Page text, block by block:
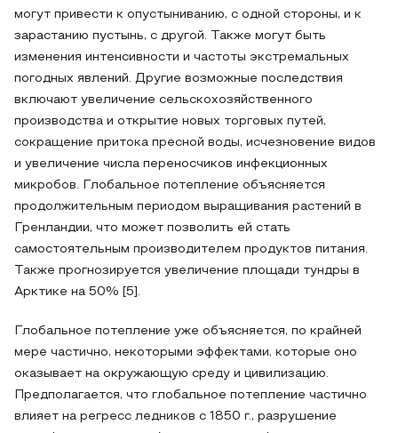
могут привести к опустыниванию, с одной стороны, и к
зарастанию пустынь, с другой. Также могут быть
изменения интенсивности и частоты экстремальных
погодных явлений. Другие возможные последствия
включают увеличение сельскохозяйственного
производства и открытие новых торговых путей,
сокращение притока пресной воды, исчезновение видов
и увеличение числа переносчиков инфекционных
микробов. Глобальное потепление объясняется
продолжительным периодом выращивания растений в
Гренландии, что может позволить ей стать
самостоятельным производителем продуктов питания.
Также прогнозируется увеличение площади тундры в
Арктике на 50% [5].
Глобальное потепление уже объясняется, по крайней
мере частично, некоторыми эффектами, которые оно
оказывает на окружающую среду и цивилизацию.
Предполагается, что глобальное потепление частично
влияет на регресс ледников с 1850 г., разрушение